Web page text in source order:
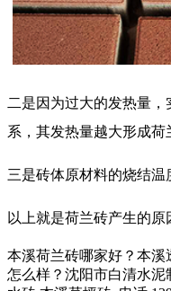
二是因为过大的发热量
系，其发热量越大形成荷
三是砖体原材料的烧结温
以上就是荷兰砖产生的原
本溪荷兰砖哪家好？本
怎么样？沈阳市白清水